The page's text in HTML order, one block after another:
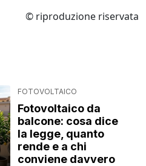
© riproduzione riservata
FOTOVOLTAICO
Fotovoltaico da
balcone: cosa dice
la legge, quanto
rende e a chi
conviene davvero